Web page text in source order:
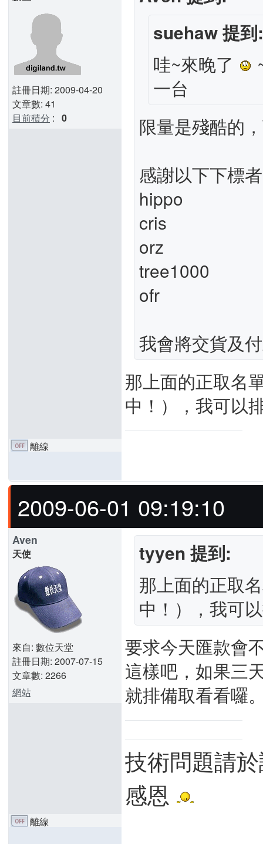
註冊日期: 2009-04-20
文章數: 41
目前積分 : 0
suehaw 提到:
哇~來晚了
一台
限量是殘酷的
感謝以下下標
hippo
cris
orz
tree1000
ofr
我會將交貨及
那上面的正取名
中！），我可以
離線
2009-06-01 09:19:10
Aven
天使
來自: 數位天堂
註冊日期: 2007-07-15
文章數: 2266
網站
tyyen 提到:
那上面的正取
中！），我可
要求今天匯款會
這樣吧，如果三
就排備取看看囉
技術問題請
感恩
離線